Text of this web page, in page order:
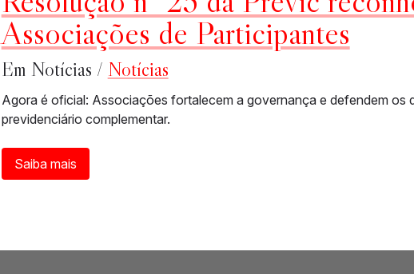
Associações de Participantes
Em Notícias / Notícias
Agora é oficial: Associações fortalecem a governança e defendem os
previdenciário complementar.
Saiba mais